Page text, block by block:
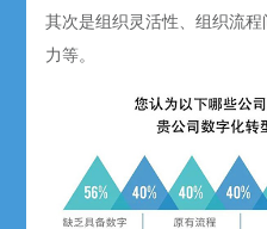
其次是组织灵活性、组织流
力等。